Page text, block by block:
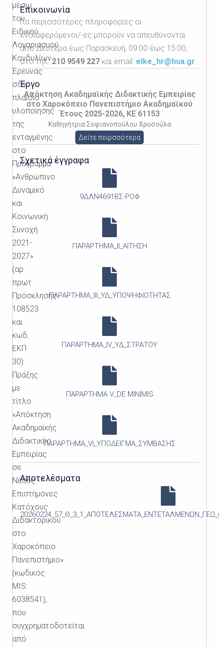
μέσω
του
Ειδικού
Λογαριασμού
Κονδυλίων
Έρευνας
στο
πλαίσιο
υλοποίησης
της
ενταγμένης
στο
Πρόγραμμα
«Ανθρώπινο
Δυναμικό
και
Κοινωνική
Συνοχή
2021-
2027»
(αρ.
πρωτ.
Πρόσκλησης
108523
και
κωδ.
ΕΚΠ
30)
Πράξης
με
τίτλο
«Απόκτηση
Ακαδημαϊκής
Διδακτικής
Εμπειρίας
σε
Νέους
Επιστήμονες
Κατόχους
Διδακτορικού
στο
Χαροκόπειο
Πανεπιστήμιο»
(κωδικός
MIS:
6038541),
που
συγχρηματοδοτείται
από
Επικοινωνία
Για περισσότερες πληροφορίες οι
ενδιαφερόμενοι/-ες μπορούν να απευθύνονται
από Δευτέρα έως Παρασκευή, 09:00 έως 15:00,
στο τηλ.210 9549 227 και email: elke_hr@hua.gr
Έργο
Απόκτηση Ακαδημαϊκής Διδακτικής Εμπειρίας
στο Χαροκόπειο Πανεπιστήμιο Ακαδημαϊκού
Έτους 2025-2026, KE 61153
Καθηγήτρια Σοφιανοπούλου Χρυσούλα
Δείτε πειρσσότερα
Σχετικά έγγραφα
9ΔΛΝ4691ΒΣ-ΡΟΦ
ΠΑΡΑΡΤΗΜΑ_II_ΑΙΤΗΣΗ
ΠΑΡΑΡΤΗΜΑ_ΙΙΙ_ΥΔ_ΥΠΟΨΗΦΙΟΤΗΤΑΣ
ΠΑΡΑΡΤΗΜΑ_IV_ΥΔ_ΣΤΡΑΤΟΥ
ΠΑΡΑΡΤΗΜΑ V_DE MINIMIS
ΠΑΡΑΡΤΗΜΑ_VI_ΥΠΟΔΕΙΓΜΑ_ΣΥΜΒΑΣΗΣ
Αποτελέσματα